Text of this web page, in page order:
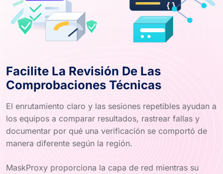
Facilite La Revisión De Las
Comprobaciones Técnicas
El enrutamiento claro y las sesiones repetibles ayudan a
los equipos a comparar resultados, rastrear fallas y
documentar por qué una verificación se comportó de
manera diferente según la región.
MaskProxy proporciona la capa de red mientras su